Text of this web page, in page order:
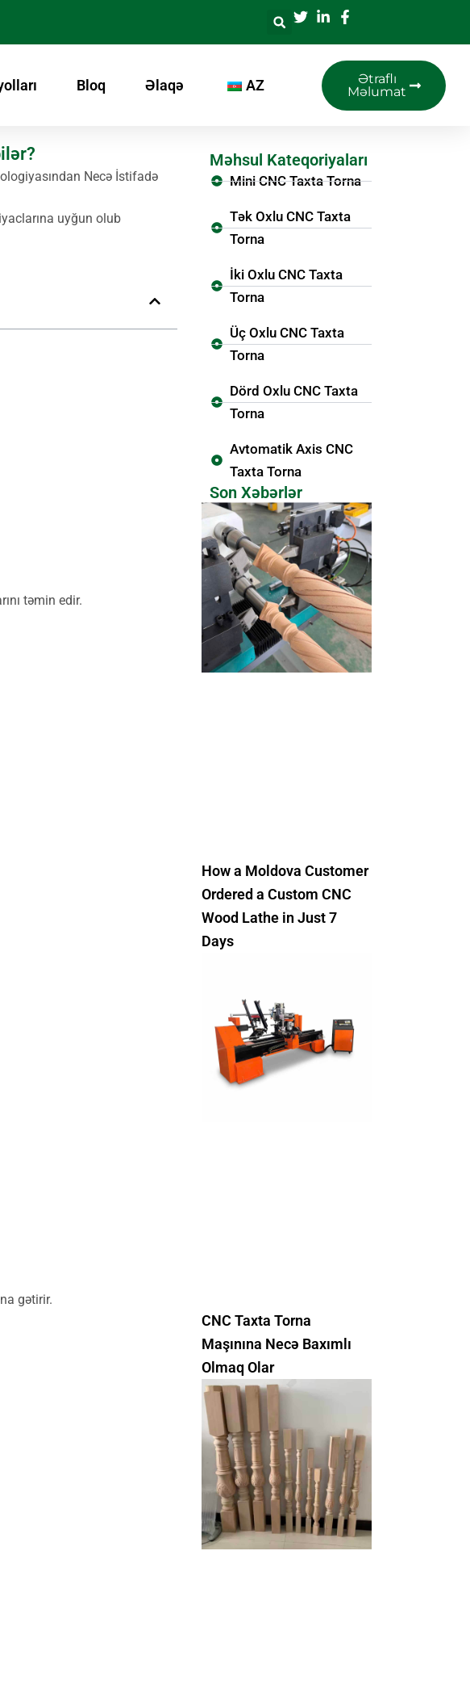
Bloq Əlaqə AZ
Ətraflı
Məlumat
Necə İstifadə
uyğun olub
təmin edir.
gətirir.
Məhsul Kateqoriyaları
Mini CNC Taxta Torna
Tək Oxlu CNC Taxta
Torna
İki Oxlu CNC Taxta
Torna
Üç Oxlu CNC Taxta
Torna
Dörd Oxlu CNC Taxta
Torna
Avtomatik Axis CNC
Taxta Torna
Son Xəbərlər
How a Moldova Customer
Ordered a Custom CNC
Wood Lathe in Just 7
Days
CNC Taxta Torna
Maşınına Necə Baxımlı
Olmaq Olar